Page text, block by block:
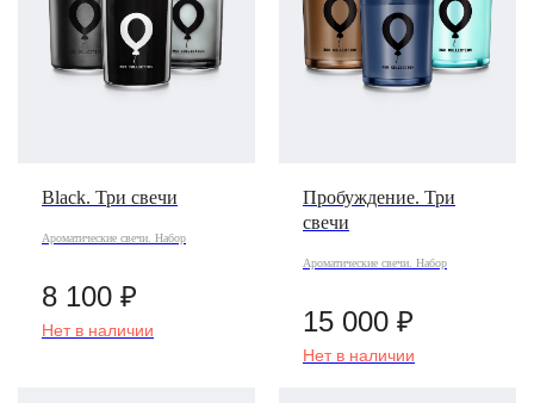
Black. Три свечи
Ароматические свечи. Набор
8 100 ₽
Нет в наличии
Пробуждение. Три
свечи
Ароматические свечи. Набор
15 000 ₽
Нет в наличии